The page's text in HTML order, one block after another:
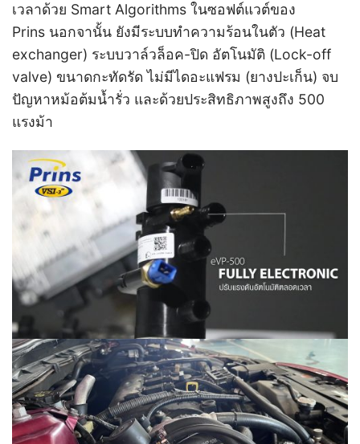
เวลาด้วย Smart Algorithms ในซอฟต์แวต์ของ
Prins นอกจานั้น ยังมีระบบทำความร้อนในตัว (Heat
exchanger) ระบบวาล์วล็อค-ปิด อัตโนมัติ (Lock-off
valve) ขนาดกะทัดรัด ไม่มีไดอะแฟรม (ยางปะเก็น) จบ
ปัญหาหม้อต้มน้ำรั่ว และด้วยประสิทธิภาพสูงถึง 500
แรงม้า